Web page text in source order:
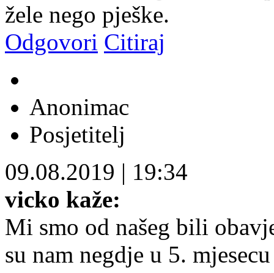
žele nego pješke.
Odgovori Citiraj
Anonimac
Posjetitelj
09.08.2019 | 19:34
vicko kaže:
Mi smo od našeg bili
su nam negdje u 5.